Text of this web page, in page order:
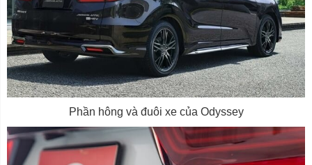
Phần hông và đuôi xe của Odyssey